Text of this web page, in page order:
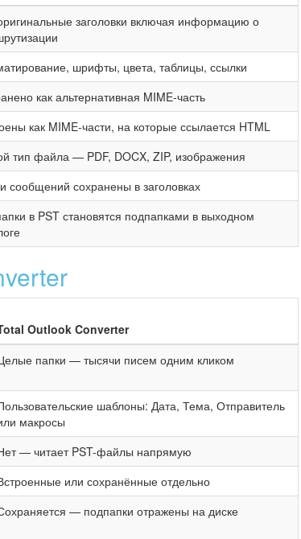
заголовки включая информацию о
шрифты, цвета, таблицы, ссылки
как альтернативная MIME-часть
как MIME-части, на которые ссылается HTML
тип файла — PDF, DOCX, ZIP, изображения
сообщений сохранены в заголовках
в PST становятся подпапками в выходном
Outlook Converter
папки — тысячи писем одним кликом
шаблоны: Дата, Тема, Отправитель
макросы
— читает PST-файлы напрямую
или сохранённые отдельно
— подпапки отражены на диске